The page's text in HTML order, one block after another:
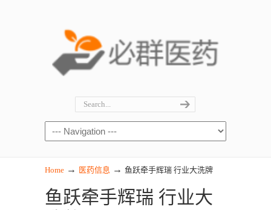
Home → 医药信息 → 鱼跃牵手辉瑞 行业大洗牌
鱼跃牵手辉瑞 行业大